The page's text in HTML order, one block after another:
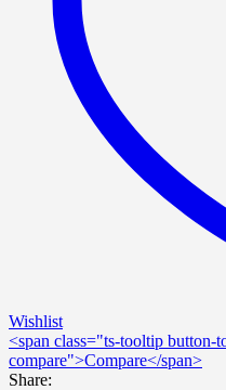
Wishlist
<span class="ts-tooltip
compare">Compare</span>
Share: